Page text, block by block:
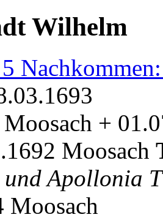
Wilhelm
+
Moosach
Apollonia
Moosach